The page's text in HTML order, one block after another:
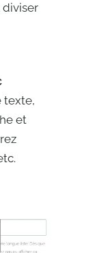
texte,
et